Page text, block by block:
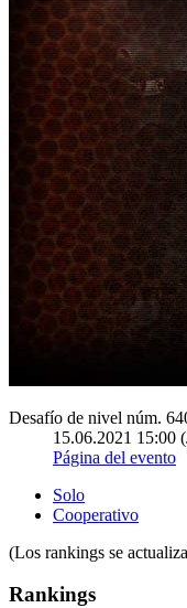
Desafío de nivel núm.
15.06.2021 15:00
Página del evento
Solo
Cooperativo
(Los rankings se
Rankings